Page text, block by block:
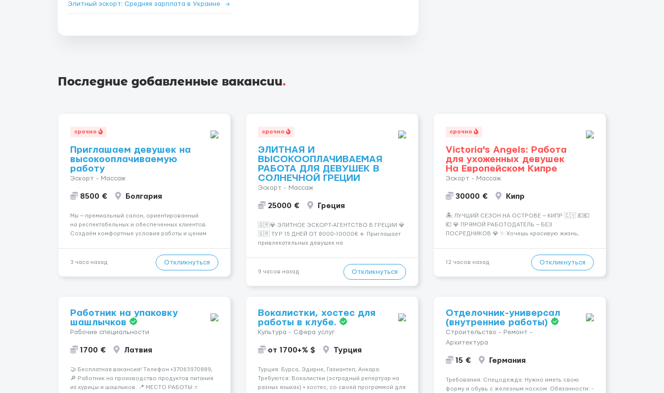
Элитный эскорт: Средняя зарплата в Украине →
Последние добавленные вакансии.
срочно
Приглашаем девушек на
высокооплачиваемую
работу
Эскорт - Массаж
8500 € Болгария
Мы — премиальный салон, ориентированный
на респектабельных и обеспеченных клиентов.
Создаём комфортные условия работы и ценим
в неделю и выше 💎 Честная сис...
3 часа назад Откликнуться
срочно
ЭЛИТНАЯ И
ВЫСОКООПЛАЧИВАЕМАЯ
РАБОТА ДЛЯ ДЕВУШЕК В
СОЛНЕЧНОЙ ГРЕЦИИ
Эскорт - Массаж
25000 € Греция
🇬🇷💎 ЭЛИТНОЕ ЭСКОРТ-АГЕНТСТВО В ГРЕЦИИ 💎
🇬🇷 ТУР 15 ДНЕЙ ОТ 8000-10000€ 🔹 Приглашает
привлекательных девушек на
хорошие деньги 💶 — это предложение для тебя! 🔹
9 часов назад Откликнуться
срочно
Victoria's Angels: Работа
для ухоженных девушек
На Европейском Кипре
Эскорт - Массаж
30000 € Кипр
🏝️ ЛУЧШИЙ СЕЗОН НА ОСТРОВЕ — КИПР 🇨🇾 💶💶
💶 💎 ПРЯМОЙ РАБОТОДАТЕЛЬ — БЕЗ
ПОСРЕДНИКОВ 💎 ✨ Хочешь красивую жизнь,
— Опытная команда с годами практики —
Стабильный поток клиентов (без ...
12 часов назад Откликнуться
Работник на упаковку
шашлычков
Рабочие специальности
1700 € Латвия
🤝 Бесплатная вакансия! Tелефон +37063970889,
🔎 Работник на производство продуктов питания
из курицы и шашлыков. 📍 МЕСТО РАБОТЫ: г.
Вокалистки, хостес для
работы в клубе.
Культура - Сфера услуг
от 1700+% $ Турция
Турция: Бурса, Эдирне, Газиантеп, Анкара.
Требуются: Вокалистки (эстрадный репертуар на
разных языках) + хостеc, со своей программой для
Отделочник-универсал
(внутренние работы)
Строительство - Ремонт -
Архитектура
15 € Германия
Требования: Спецодежда: Нужно иметь свою
форму и обувь с железным носком. Обязанности: -